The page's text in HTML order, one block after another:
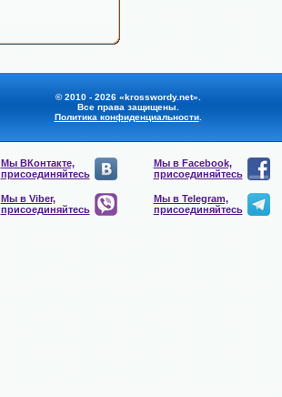
© 2010 - 2026 «krosswordy.net».
Все права защищены.
Политика конфиденциальности.
Мы ВКонтакте,
присоединяйтесь
Мы в Facebook,
присоединяйтесь
Мы в Viber,
присоединяйтесь
Мы в Telegram,
присоединяйтесь